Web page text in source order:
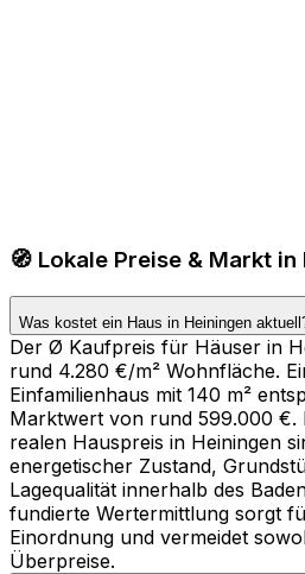
🧭 Lokale Preise & Markt in
Was kostet ein Haus in Heiningen
Der Ø Kaufpreis für Häuser in
rund 4.280 €/m² Wohnfläche.
Einfamilienhaus mit 140 m²
Marktwert von rund 599.000 €.
realen Hauspreis in Heiningen
energetischer Zustand,
Lagequalität innerhalb des
fundierte Wertermittlung sorgt
Einordnung und vermeidet
Überpreise.